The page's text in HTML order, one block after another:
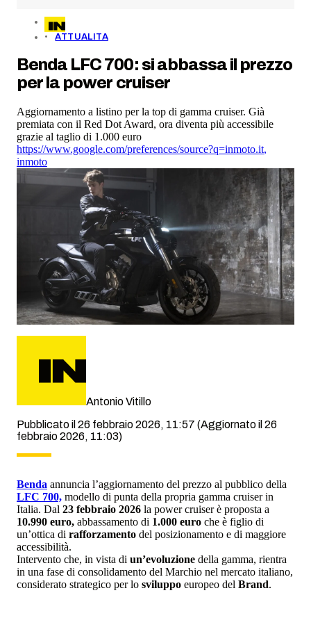
ATTUALITA
Benda LFC 700: si abbassa il prezzo
per la power cruiser
Aggiornamento a listino per la top di gamma cruiser. Già
premiata con il Red Dot Award, ora diventa più accessibile
grazie al taglio di 1.000 euro
https://www.google.com/preferences/source?q=inmoto.it,
inmoto
Antonio Vitillo
Pubblicato il 26 febbraio 2026, 11:57 (Aggiornato il 26
febbraio 2026, 11:03)
Benda annuncia l’aggiornamento del prezzo al pubblico della
LFC 700, modello di punta della propria gamma cruiser in
Italia. Dal 23 febbraio 2026 la power cruiser è proposta a
10.990 euro, abbassamento di 1.000 euro che è figlio di
un’ottica di rafforzamento del posizionamento e di maggiore
accessibilità.
Intervento che, in vista di un’evoluzione della gamma, rientra
in una fase di consolidamento del Marchio nel mercato italiano,
considerato strategico per lo sviluppo europeo del Brand.